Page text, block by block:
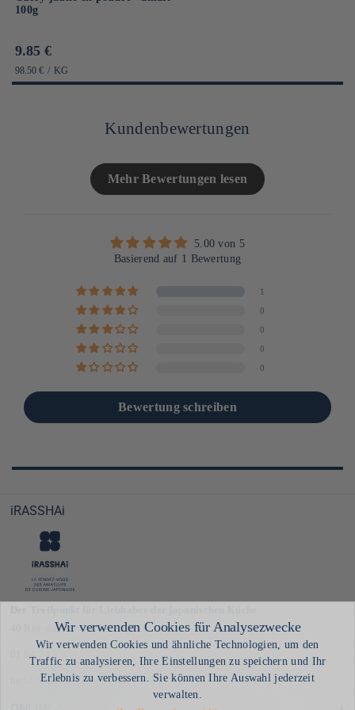
100g
Prix
habituel
9.85 €
PRIX
UNITAIRE
98.50 € / PAR
KG
Kundenbewertungen
Mehr Bewertungen lesen
5.00 von 5
Basierend auf 1 Bewertung
1
0
0
0
0
Bewertung schreiben
iRASSHAi
40 Rue du Louvre, 75001 Paris
01 84 74 35 30
hello@irasshai.co